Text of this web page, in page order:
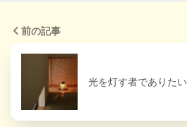
前の記事
光を灯す者でありたい